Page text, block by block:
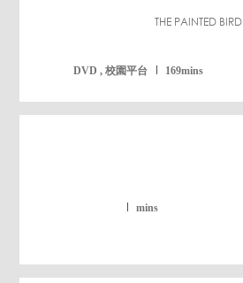
THE PAINTED BIRD
DVD , 校園平台 169mins
mins